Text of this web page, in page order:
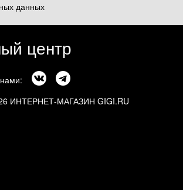
данных
центр
ИНТЕРНЕТ-МАГАЗИН GIGI.RU